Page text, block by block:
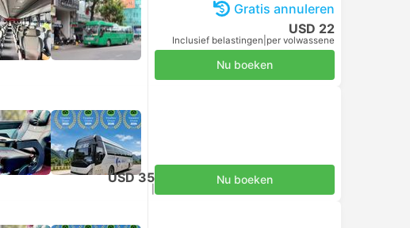
Gratis annuleren
USD 22
Inclusief belastingen per volwassene
Nu boeken
USD 35 Nu boeken